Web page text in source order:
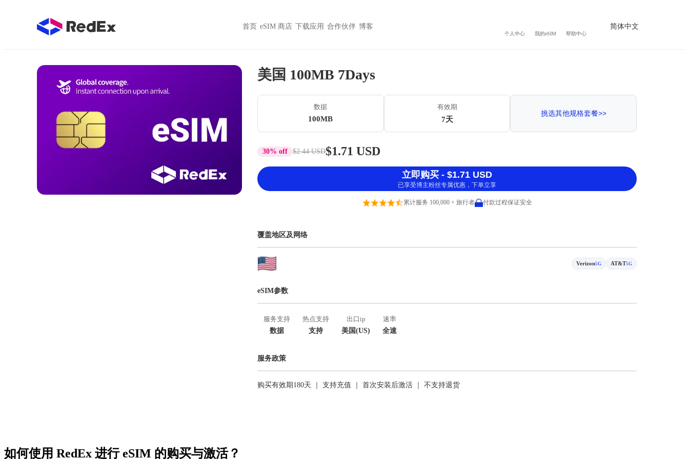
首页 eSIM 商店 下载应用 合作伙伴 博客
个人中心 我的eSIM 帮助中心
简体中文
美国 100MB 7Days
数据
100MB
有效期
7天
挑选其他规格套餐>>
30% off $2.44 USD$1.71 USD
立即购买 - $1.71 USD
已享受博主粉丝专属优惠，下单立享
累计服务 100,000 + 旅行者 付款过程保证安全
覆盖地区及网络
Verizon5G AT&T5G
eSIM参数
服务支持
数据
热点支持
支持
出口ip
美国(US)
速率
全速
服务政策
购买有效期180天 ｜ 支持充值 ｜ 首次安装后激活 ｜ 不支持退货
如何使用 RedEx 进行 eSIM 的购买与激活？